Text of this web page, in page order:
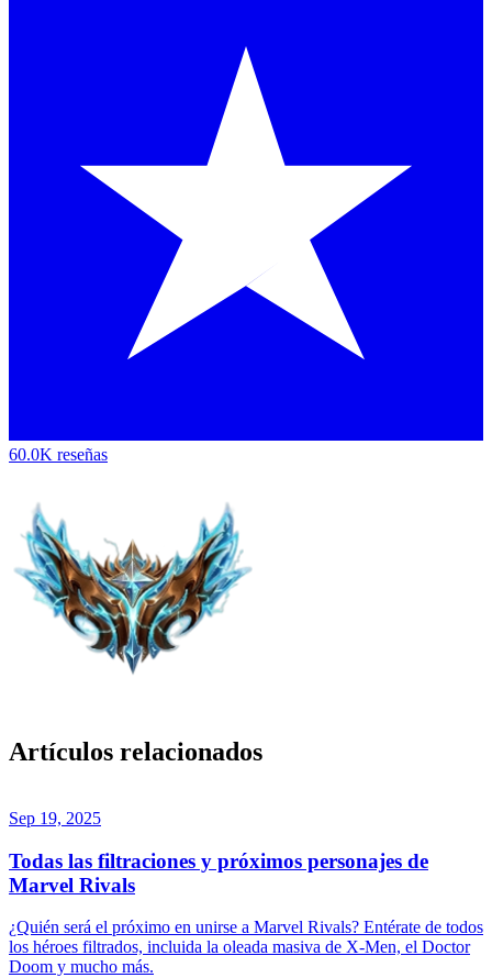
60.0K reseñas
Artículos relacionados
Sep 19, 2025
Todas las filtraciones y próximos personajes de
Marvel Rivals
¿Quién será el próximo en unirse a Marvel Rivals? Entérate de todos
los héroes filtrados, incluida la oleada masiva de X-Men, el Doctor
Doom y mucho más.